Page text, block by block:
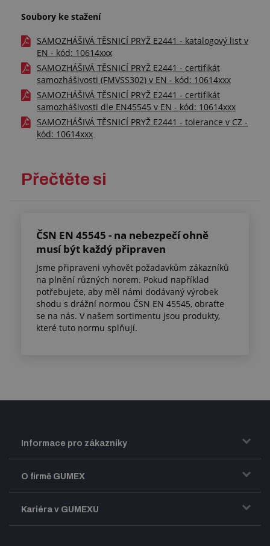
Soubory ke stažení
SAMOZHÁŠIVÁ TĚSNICÍ PRYŽ E2441 - katalogový list v
EN - kód: 10614xxx
SAMOZHÁŠIVÁ TĚSNICÍ PRYŽ E2441 - certifikát
samozhášivosti (FMVSS302) v EN - kód: 10614xxx
SAMOZHÁŠIVÁ TĚSNICÍ PRYŽ E2441 - certifikát
samozhášivosti dle EN45545 v EN - kód: 10614xxx
SAMOZHÁŠIVÁ TĚSNICÍ PRYŽ E2441 - tolerance v CZ -
kód: 10614xxx
Přečtěte si
ČSN EN 45545 - na nebezpečí ohně
musí být každý připraven
Jsme připraveni vyhovět požadavkům zákazníků
na plnění různých norem. Pokud například
potřebujete, aby měl námi dodávaný výrobek
shodu s drážní normou ČSN EN 45545, obraťte
se na nás. V našem sortimentu jsou produkty,
které tuto normu splňují.
Informace pro zákazníky
Doprava a zasílání zboží
Obchodní podmínky
O firmě GUMEX
Představení firmy GUMEX
Kariéra v GUMEXU